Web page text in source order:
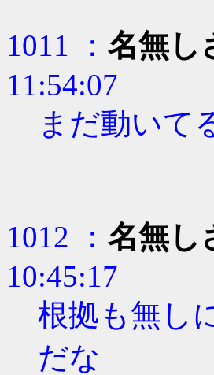
1011 ： 名無し
11:54:07
まだ動いて
1012 ： 名無し
10:45:17
根拠も無し
だな